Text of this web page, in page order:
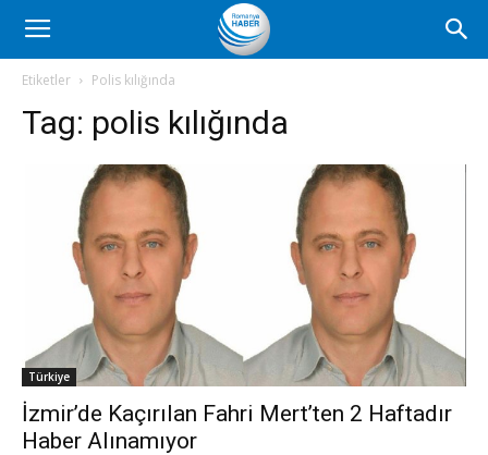
Romanya
Haber
Etiketler Polis kılığında
Tag: polis kılığında
Türkiye
İzmir’de Kaçırılan Fahri Mert’ten 2 Haftadır
Haber Alınamıyor